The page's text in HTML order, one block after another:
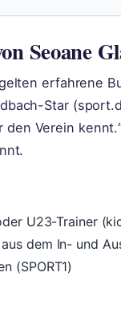
Seoane
erfahrene
Star
den Verein
U23-Trainer
dem In- und
(SPORT1)